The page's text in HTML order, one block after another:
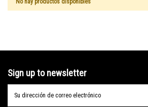
No hay productos disponibles
Sign up to newsletter